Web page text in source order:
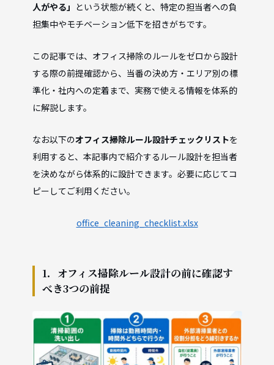
人がやる」 という状態が続くと、特定の担当者への負
担集中やモチベーション低下を招きがちです。
この記事では、オフィス掃除のルールをゼロから設計
する際の前提確認から、当番の決め方・エリア別の標
準化・社内への定着まで、実務で使える情報を体系的
に解説します。
なお以下のオフィス掃除ルール設計チェックリストを
利用すると、本記事内で紹介するルール設計を担当者
を決めながら体系的に設計できます。必要に応じてコ
ピーしてご利用ください。
office_cleaning_checklist.xlsx
1．オフィス掃除ルール設計の前に確認す
べき3つの前提